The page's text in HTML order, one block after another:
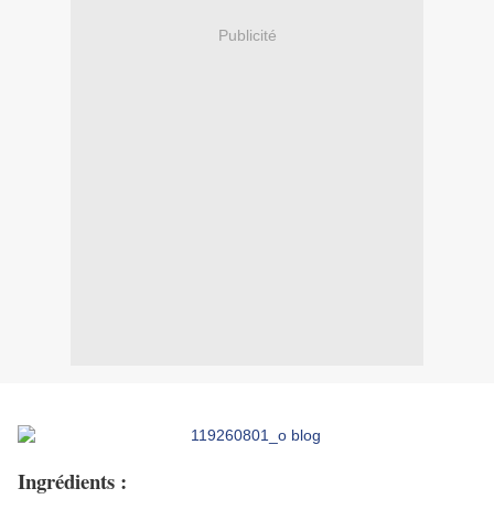
Publicité
Ingrédients :